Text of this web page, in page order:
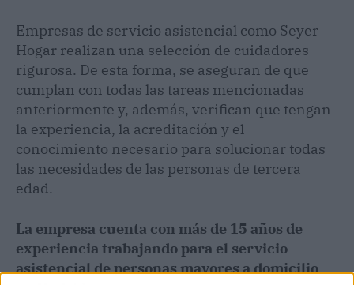
Empresas de servicio asistencial como Seyer
Hogar realizan una selección de cuidadores
rigurosa. De esta forma, se aseguran de que
cumplan con todas las tareas mencionadas
anteriormente y, además, verifican que tengan
la experiencia, la acreditación y el
conocimiento necesario para solucionar todas
las necesidades de las personas de tercera
edad.
La empresa cuenta con más de 15 años de
experiencia trabajando para el servicio
asistencial de personas mayores a domicilio